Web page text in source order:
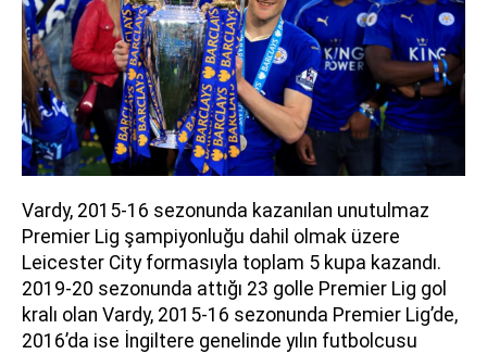
Vardy, 2015-16 sezonunda kazanılan unutulmaz
Premier Lig şampiyonluğu dahil olmak üzere
Leicester City formasıyla toplam 5 kupa kazandı.
2019-20 sezonunda attığı 23 golle Premier Lig gol
kralı olan Vardy, 2015-16 sezonunda Premier Lig’de,
2016’da ise İngiltere genelinde yılın futbolcusu